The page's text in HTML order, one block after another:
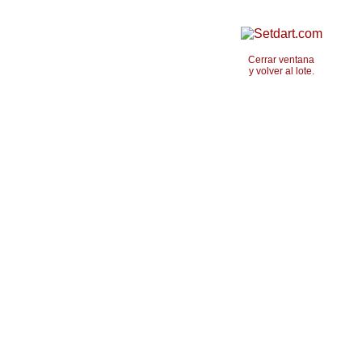
Cerrar ventana
y volver al lote.